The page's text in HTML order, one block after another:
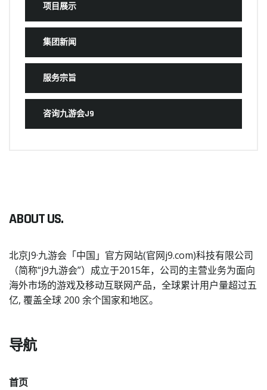
项目展示
集团新闻
服务宗旨
咨询九游会J9
ABOUT US.
北京J9·九游会「中国」官方网站(官网j9.com)科技有限公司
（简称“j9九游会”）成立于2015年，公司的主营业务为面向
海外市场的游戏及移动互联网产品，全球累计用户量超过五
亿, 覆盖全球 200 余个国家和地区。
导航
首页